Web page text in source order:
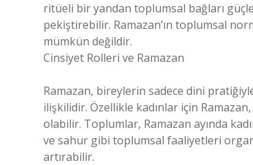
ritüeli bir yandan toplumsal bağları
pekiştirebilir. Ramazan’ın toplumsal
mümkün değildir.
Cinsiyet Rolleri ve Ramazan
Ramazan, bireylerin sadece dini
ilişkilidir. Özellikle kadınlar için
olabilir. Toplumlar, Ramazan ayında
ve sahur gibi toplumsal faaliyetleri
artırabilir.